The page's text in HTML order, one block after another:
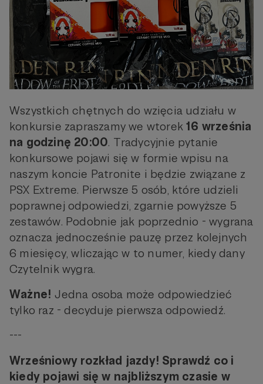
Wszystkich chętnych do wzięcia udziału w
konkursie zapraszamy we wtorek16 września
na godzinę 20:00. Tradycyjnie pytanie
konkursowe pojawi się w formie wpisu na
naszym koncie Patronite i będzie związane z
PSX Extreme. Pierwsze 5 osób, które udzieli
poprawnej odpowiedzi, zgarnie powyższe 5
zestawów. Podobnie jak poprzednio - wygrana
oznacza jednocześnie pauzę przez kolejnych
6 miesięcy, wliczając w to numer, kiedy dany
Czytelnik wygra.
Ważne! Jedna osoba może odpowiedzieć
tylko raz - decyduje pierwsza odpowiedź.
---
Wrześniowy rozkład jazdy! Sprawdź co i
kiedy pojawi się w najbliższym czasie w